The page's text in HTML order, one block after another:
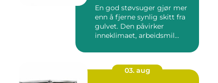
En god støvsuger gjør mer
enn å fjerne synlig skitt fra
gulvet. Den påvirker
inneklimaet, arbeidsmil...
03. aug